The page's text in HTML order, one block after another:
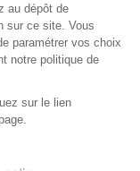
au dépôt de
sur ce site. Vous
paramétrer vos choix
notre politique de
sur le lien
cookies
des